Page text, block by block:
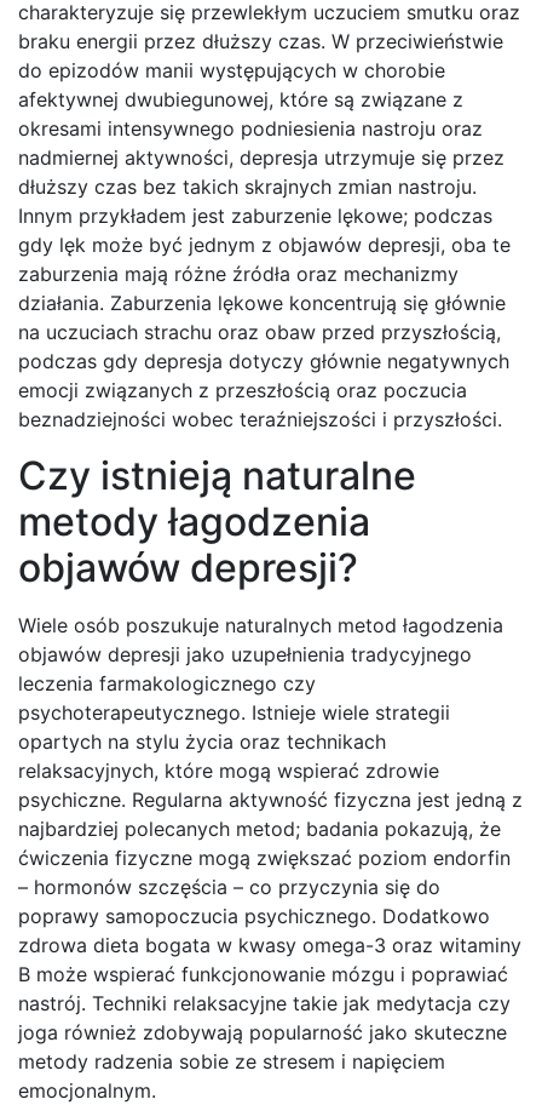
charakteryzuje się przewlekłym uczuciem smutku oraz
braku energii przez dłuższy czas. W przeciwieństwie
do epizodów manii występujących w chorobie
afektywnej dwubiegunowej, które są związane z
okresami intensywnego podniesienia nastroju oraz
nadmiernej aktywności, depresja utrzymuje się przez
dłuższy czas bez takich skrajnych zmian nastroju.
Innym przykładem jest zaburzenie lękowe; podczas
gdy lęk może być jednym z objawów depresji, oba te
zaburzenia mają różne źródła oraz mechanizmy
działania. Zaburzenia lękowe koncentrują się głównie
na uczuciach strachu oraz obaw przed przyszłością,
podczas gdy depresja dotyczy głównie negatywnych
emocji związanych z przeszłością oraz poczucia
beznadziejności wobec teraźniejszości i przyszłości.
Czy istnieją naturalne
metody łagodzenia
objawów depresji?
Wiele osób poszukuje naturalnych metod łagodzenia
objawów depresji jako uzupełnienia tradycyjnego
leczenia farmakologicznego czy
psychoterapeutycznego. Istnieje wiele strategii
opartych na stylu życia oraz technikach
relaksacyjnych, które mogą wspierać zdrowie
psychiczne. Regularna aktywność fizyczna jest jedną z
najbardziej polecanych metod; badania pokazują, że
ćwiczenia fizyczne mogą zwiększać poziom endorfin
– hormonów szczęścia – co przyczynia się do
poprawy samopoczucia psychicznego. Dodatkowo
zdrowa dieta bogata w kwasy omega-3 oraz witaminy
B może wspierać funkcjonowanie mózgu i poprawiać
nastrój. Techniki relaksacyjne takie jak medytacja czy
joga również zdobywają popularność jako skuteczne
metody radzenia sobie ze stresem i napięciem
emocjonalnym.